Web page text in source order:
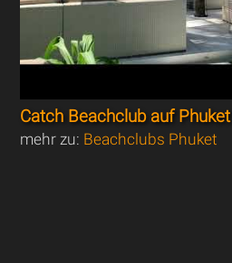
Catch Beachclub auf Phuket
mehr zu: Beachclubs Phuket